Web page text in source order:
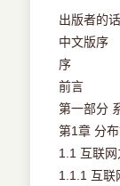
出版者的话
中文版序
序
前言
第一部分
第1章 分
1.1 互联
1.1.1 互联